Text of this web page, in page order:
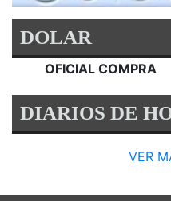
DOLAR
OFICIAL COMPRA
DIARIOS DE
VER